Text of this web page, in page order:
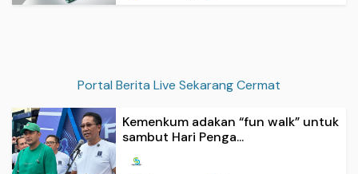
Portal Berita Live Sekarang Cermat
Kemenkum adakan “fun walk” untuk
sambut Hari Penga...